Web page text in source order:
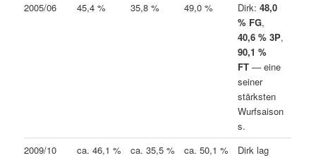
2005/06
45,4 % 35,8 % 49,0 % Dirk:48,0
% FG,
40,6 % 3P,
90,1 %
FT — eine
seiner
stärksten
Wurfsaison
s.
2009/10
ca. 46,1 % ca. 35,5 % ca. 50,1 %
Dirk lag